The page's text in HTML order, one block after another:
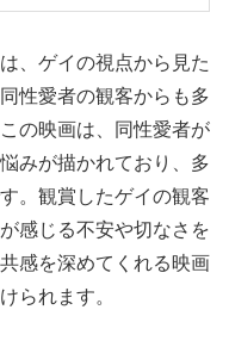
、ゲイの視点から見た
性愛者の観客からも多
の映画は、同性愛者が
みが描かれており、多
。観賞したゲイの観客
感じる不安や切なさを
感を深めてくれる映画
られます。